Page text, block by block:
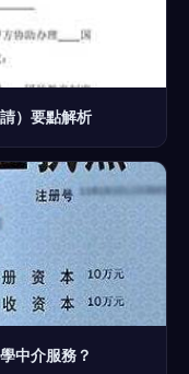
）要點解析
中介服務？